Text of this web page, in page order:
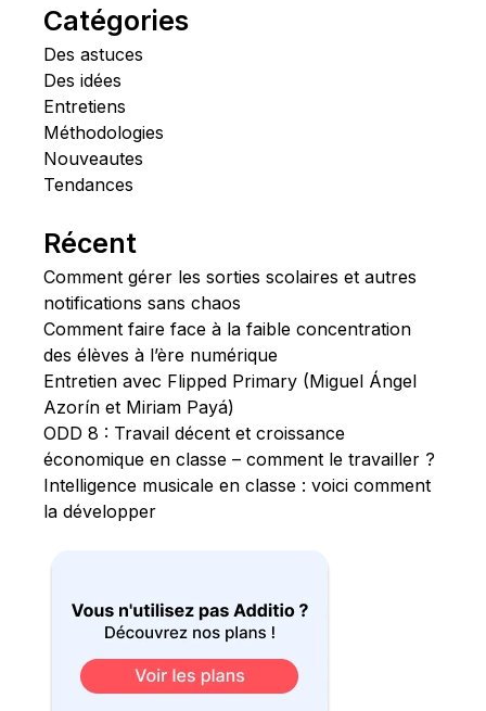
Catégories
Des astuces
Des idées
Entretiens
Méthodologies
Nouveautes
Tendances
Récent
Comment gérer les sorties scolaires et autres
notifications sans chaos
Comment faire face à la faible concentration
des élèves à l’ère numérique
Entretien avec Flipped Primary (Miguel Ángel
Azorín et Miriam Payá)
ODD 8 : Travail décent et croissance
économique en classe – comment le travailler ?
Intelligence musicale en classe : voici comment
la développer